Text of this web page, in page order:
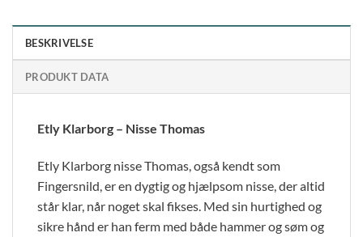
BESKRIVELSE
PRODUKT DATA
Etly Klarborg – Nisse Thomas
Etly Klarborg nisse Thomas, også kendt som
Fingersnild, er en dygtig og hjælpsom nisse, der altid
står klar, når noget skal fikses. Med sin hurtighed og
sikre hånd er han ferm med både hammer og søm og